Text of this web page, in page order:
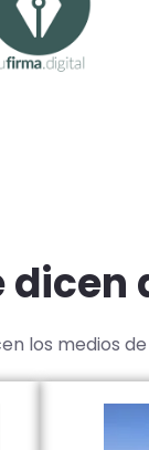
los medios